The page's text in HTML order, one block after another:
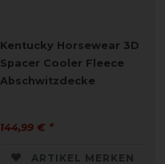
Kentucky Horsewear 3D
Spacer Cooler Fleece
Abschwitzdecke
144,99 € *
ARTIKEL MERKEN